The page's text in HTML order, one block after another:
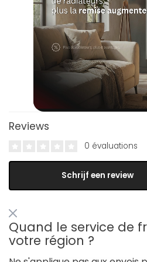
Reviews
0 évaluations
Schrijf een review
Quand le service de
votre région ?